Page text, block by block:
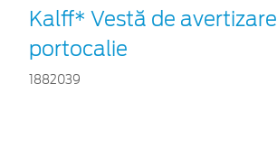
Kalff* Vestă de avertizare
portocalie
1882039